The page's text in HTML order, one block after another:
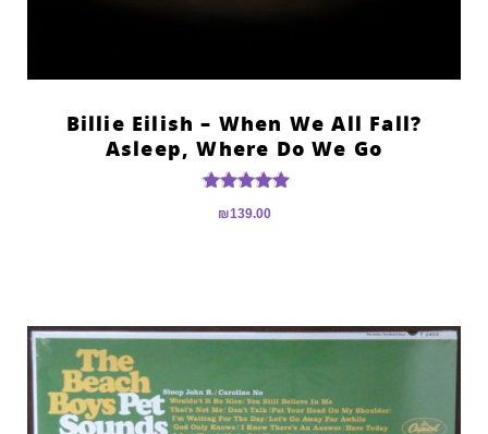
?Billie Eilish – When We All Fall
Asleep, Where Do We Go
5.00
₪139.00